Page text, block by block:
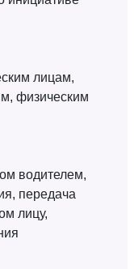
лицам,
физическим
водителем,
передача
лицу,